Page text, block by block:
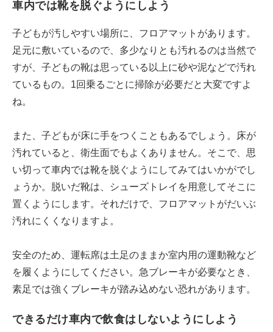
車内では靴を脱ぐようにしよう
子どもが汚しやすい場所に、フロアマットがあります。
足元に敷いているので、多少なりとも汚れるのは当然で
すが、子どもの靴は思っている以上に砂や泥などで汚れ
ているもの。1回乗るごとに掃除が必要だと大変ですよ
ね。
また、子どもが床に手をつくこともあるでしょう。床が
汚れていると、衛生面でもよくありません。そこで、思
い切って車内では靴を脱ぐようにしてみてはいかがでし
ょうか。脱いだ靴は、シューズトレイを用意してそこに
置くようにします。それだけで、フロアマットがだいぶ
汚れにくくなりますよ。
安全のため、運転席は土足のままか室内用の運動靴など
を履くようにしてください。急ブレーキが必要なとき、
素足では強くブレーキが踏み込めない恐れがあります。
できるだけ車内で飲食はしないようにしよう